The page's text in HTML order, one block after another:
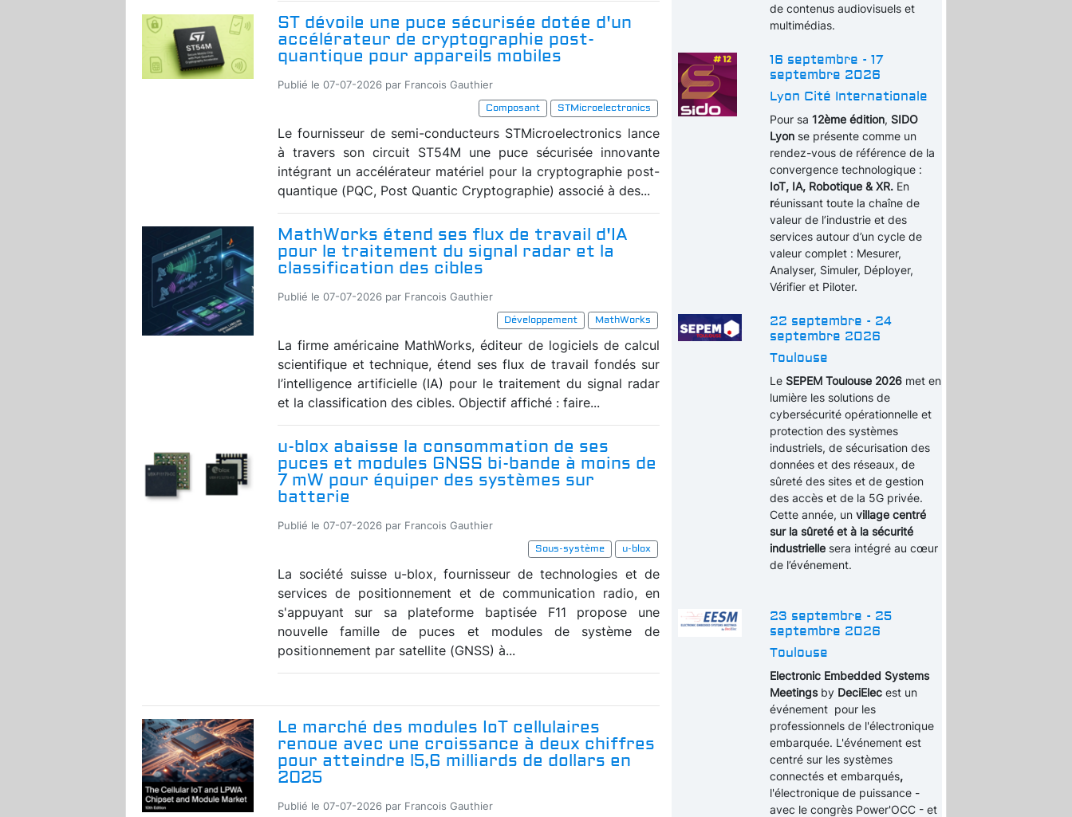
ST dévoile une puce sécurisée dotée d'un
accélérateur de cryptographie post-
quantique pour appareils mobiles
Publié le 07-07-2026 par Francois Gauthier
Composant
STMicroelectronics
Le fournisseur de semi-conducteurs STMicroelectronics lance
à travers son circuit ST54M une puce sécurisée innovante
intégrant un accélérateur matériel pour la cryptographie post-
quantique (PQC, Post Quantic Cryptographie) associé à des...
MathWorks étend ses flux de travail d'IA
pour le traitement du signal radar et la
classification des cibles
Publié le 07-07-2026 par Francois Gauthier
Développement
MathWorks
La firme américaine MathWorks, éditeur de logiciels de calcul
scientifique et technique, étend ses flux de travail fondés sur
l’intelligence artificielle (IA) pour le traitement du signal radar
et la classification des cibles. Objectif affiché : faire...
u-blox abaisse la consommation de ses
puces et modules GNSS bi-bande à moins de
7 mW pour équiper des systèmes sur
batterie
Publié le 07-07-2026 par Francois Gauthier
Sous-système
u-blox
La société suisse u-blox, fournisseur de technologies et de
services de positionnement et de communication radio, en
s'appuyant sur sa plateforme baptisée F11 propose une
nouvelle famille de puces et modules de système de
positionnement par satellite (GNSS) à...
Le marché des modules IoT cellulaires
renoue avec une croissance à deux chiffres
pour atteindre l5,6 milliards de dollars en
2025
Publié le 07-07-2026 par Francois Gauthier
de contenus audiovisuels et
multimédias.
16 septembre - 17
septembre 2026
Lyon Cité Internationale
Pour sa 12ème édition, SIDO
Lyonse présente comme un
rendez-vous de référence de la
convergence technologique :
IoT, IA, Robotique & XR. En
réunissant toute la chaîne de
valeur de l’industrie et des
services autour d’un cycle de
valeur complet : Mesurer,
Analyser, Simuler, Déployer,
Vérifier et Piloter.
22 septembre - 24
septembre 2026
Toulouse
Le SEPEM Toulouse 2026met en
lumière les solutions de
cybersécurité opérationnelle et
protection des systèmes
industriels, de sécurisation des
données et des réseaux, de
sûreté des sites et de gestion
des accès et de la 5G privée.
Cette année, un village centré
sur la sûreté et à la sécurité
industriellesera intégré au cœur
de l’événement.
23 septembre - 25
septembre 2026
Toulouse
Electronic Embedded Systems
Meetingsby DeciElec est un
événement pour les
professionnels de l'électronique
embarquée. L'événement est
centré sur les systèmes
connectés et embarqués,
l'électronique de puissance -
avec le congrès Power'OCC - et